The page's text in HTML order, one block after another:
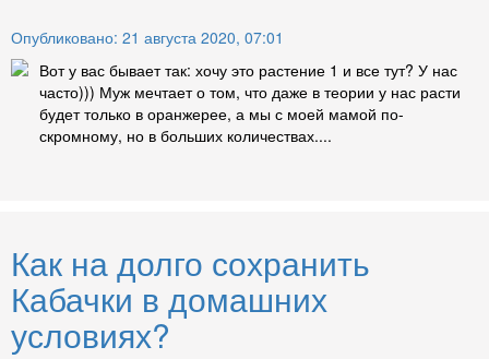
Опубликовано: 21 августа 2020, 07:01
Вот у вас бывает так: хочу это растение 1 и все тут? У нас
часто))) Муж мечтает о том, что даже в теории у нас расти
будет только в оранжерее, а мы с моей мамой по-
скромному, но в больших количествах....
Как на долго сохранить
Кабачки в домашних
условиях?